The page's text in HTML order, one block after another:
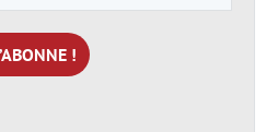
e-
mail
*